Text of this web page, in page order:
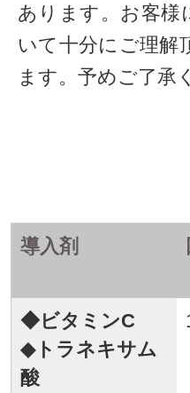
あります。お客様
いて十分にご理解
ます。予めご了承
導入剤
◆ビタミンC
◆トラネキサム
酸